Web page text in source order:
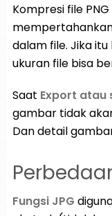
Kompresi file
dalam file. Jika
ukuran file bisa
Saat Export atau
gambar tidak
Dan detail
Fungsi JPG